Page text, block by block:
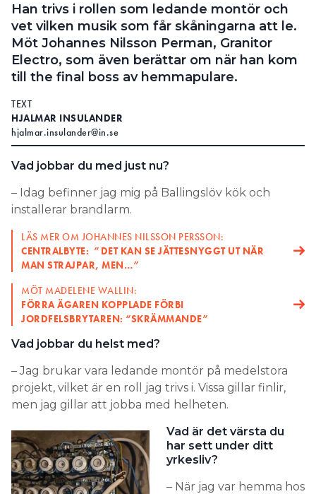
Han trivs i rollen som ledande montör och
vet vilken musik som får skåningarna att le.
Möt Johannes Nilsson Perman, Granitor
Electro, som även berättar om när han kom
till the final boss av hemmapulare.
TEXT
HJALMAR INSULANDER
hjalmar.insulander@in.se
Vad jobbar du med just nu?
– Idag befinner jag mig på Ballingslöv kök och
installerar brandlarm.
LÄS MER OM JOHANNES NILSSON PERSSON:
CENTRALBYTE: ”DET KAN SE JÄTTESNYGGT UT NÄR
MAN STRAJPAR, MEN…”
MÖT MADELENE WALLIN:
FÖRRA ÄGAREN KOPPLADE FÖRBI
JORDFELSBRYTAREN: “SKRÄMMANDE”
Vad jobbar du helst med?
– Jag brukar vara ledande montör på medelstora
projekt, vilket är en roll jag trivs i. Vissa gillar finlir,
men jag gillar att jobba med helheten.
Vad är det värsta du
har sett under ditt
yrkesliv?
– När jag var hemma hos